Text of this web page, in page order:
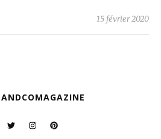
15 février 2020